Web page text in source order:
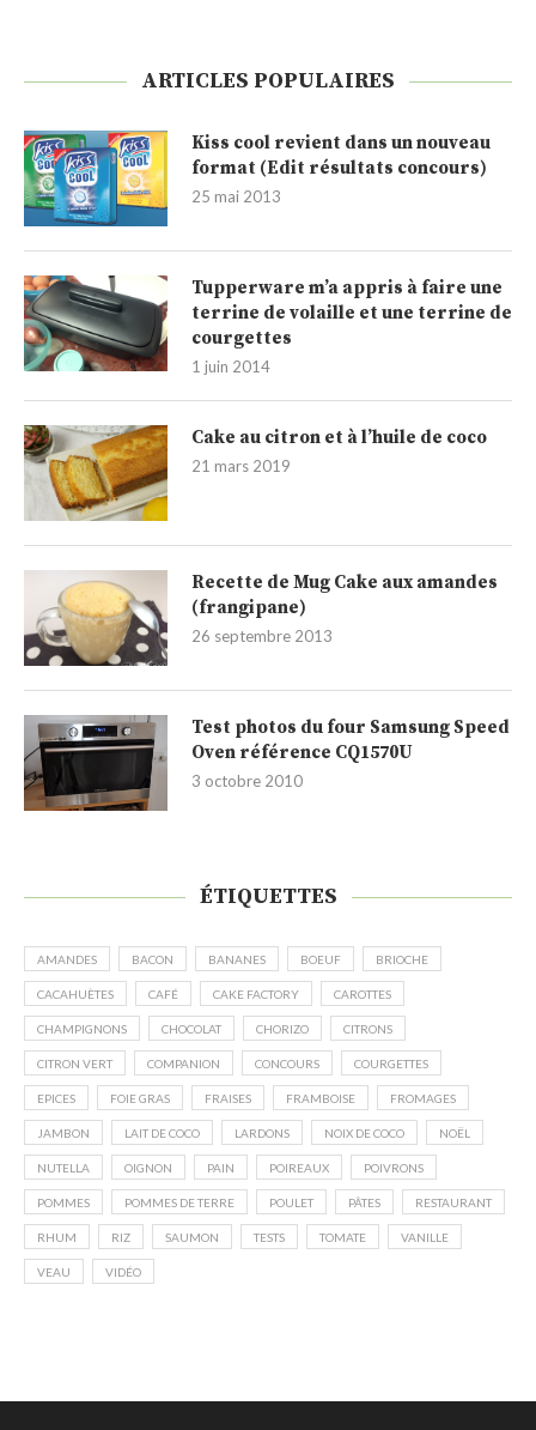
ARTICLES POPULAIRES
Kiss cool revient dans un nouveau
format (Edit résultats concours)
25 mai 2013
Tupperware m’a appris à faire une
terrine de volaille et une terrine de
courgettes
1 juin 2014
Cake au citron et à l’huile de coco
21 mars 2019
Recette de Mug Cake aux amandes
(frangipane)
26 septembre 2013
Test photos du four Samsung Speed
Oven référence CQ1570U
3 octobre 2010
ÉTIQUETTES
AMANDES BACON BANANES BOEUF BRIOCHE
CACAHUÈTES CAFÉ CAKE FACTORY CAROTTES
CHAMPIGNONS CHOCOLAT CHORIZO CITRONS
CITRON VERT COMPANION CONCOURS COURGETTES
EPICES FOIE GRAS FRAISES FRAMBOISE FROMAGES
JAMBON LAIT DE COCO LARDONS NOIX DE COCO NOËL
NUTELLA OIGNON PAIN POIREAUX POIVRONS
POMMES POMMES DE TERRE POULET PÂTES RESTAURANT
RHUM RIZ SAUMON TESTS TOMATE VANILLE
VEAU VIDÉO